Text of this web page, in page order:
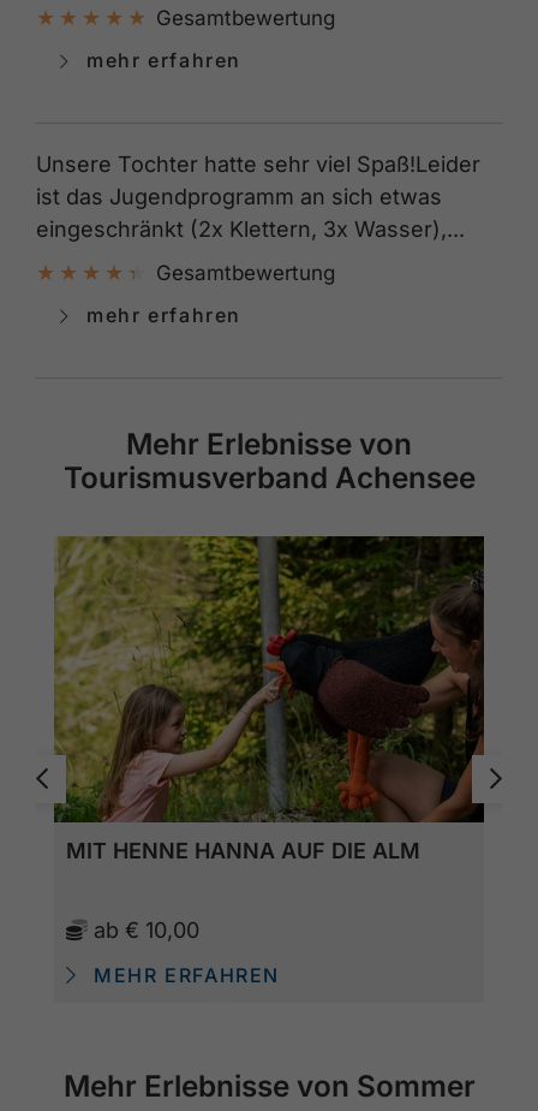
Gesamtbewertung
mehr erfahren
Unsere Tochter hatte sehr viel Spaß!Leider
ist das Jugendprogramm an sich etwas
eingeschränkt (2x Klettern, 3x Wasser),...
Gesamtbewertung
mehr erfahren
Mehr Erlebnisse von
Tourismusverband Achensee
MIT HENNE HANNA AUF DIE ALM
ab € 10,00
MEHR ERFAHREN
Mehr Erlebnisse von Sommer